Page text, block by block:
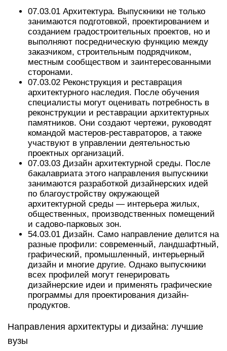
07.03.01 Архитектура. Выпускники не только
занимаются подготовкой, проектированием и
созданием градостроительных проектов, но и
выполняют посредническую функцию между
заказчиком, строительным подрядчиком,
местным сообществом и заинтересованными
сторонами.
07.03.02 Реконструкция и реставрация
архитектурного наследия. После обучения
специалисты могут оценивать потребность в
реконструкции и реставрации архитектурных
памятников. Они создают чертежи, руководят
командой мастеров-реставраторов, а также
участвуют в управлении деятельностью
проектных организаций.
07.03.03 Дизайн архитектурной среды. После
бакалавриата этого направления выпускники
занимаются разработкой дизайнерских идей
по благоустройству окружающей
архитектурной среды — интерьера жилых,
общественных, производственных помещений
и садово-парковых зон.
54.03.01 Дизайн. Само направление делится на
разные профили: современный, ландшафтный,
графический, промышленный, интерьерный
дизайн и многие другие. Однако выпускники
всех профилей могут генерировать
дизайнерские идеи и применять графические
программы для проектирования дизайн-
продуктов.
Направления архитектуры и дизайна: лучшие
вузы